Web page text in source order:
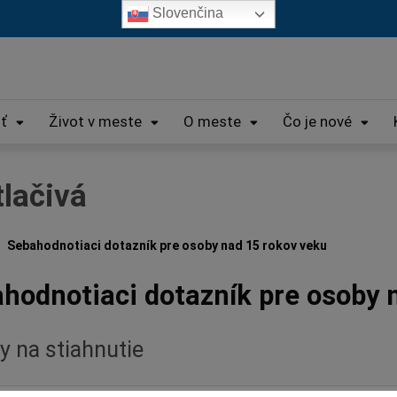
Život v meste O meste Čo je nové
Sebahodnotiaci dotazník pre osoby nad 15 rokov veku
dotazník pre osoby
na stiahnutie
Slovenčina